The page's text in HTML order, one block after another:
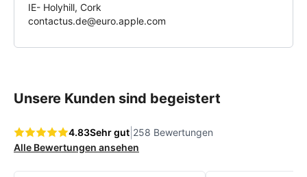
IE- Holyhill, Cork
contactus.de@euro.apple.com
Unsere Kunden sind begeistert
4.83Sehr gut 258 Bewertungen
Alle Bewertungen ansehen